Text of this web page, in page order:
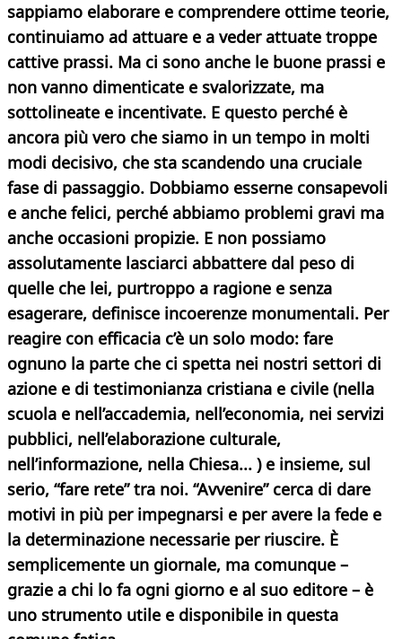
sappiamo elaborare e comprendere ottime teorie,
continuiamo ad attuare e a veder attuate troppe
cattive prassi. Ma ci sono anche le buone prassi e
non vanno dimenticate e svalorizzate, ma
sottolineate e incentivate. E questo perché è
ancora più vero che siamo in un tempo in molti
modi decisivo, che sta scandendo una cruciale
fase di passaggio. Dobbiamo esserne consapevoli
e anche felici, perché abbiamo problemi gravi ma
anche occasioni propizie. E non possiamo
assolutamente lasciarci abbattere dal peso di
quelle che lei, purtroppo a ragione e senza
esagerare, definisce incoerenze monumentali. Per
reagire con efficacia c’è un solo modo: fare
ognuno la parte che ci spetta nei nostri settori di
azione e di testimonianza cristiana e civile (nella
scuola e nell’accademia, nell’economia, nei servizi
pubblici, nell’elaborazione culturale,
nell’informazione, nella Chiesa... ) e insieme, sul
serio, “fare rete” tra noi. “Avvenire” cerca di dare
motivi in più per impegnarsi e per avere la fede e
la determinazione necessarie per riuscire. È
semplicemente un giornale, ma comunque –
grazie a chi lo fa ogni giorno e al suo editore – è
uno strumento utile e disponibile in questa